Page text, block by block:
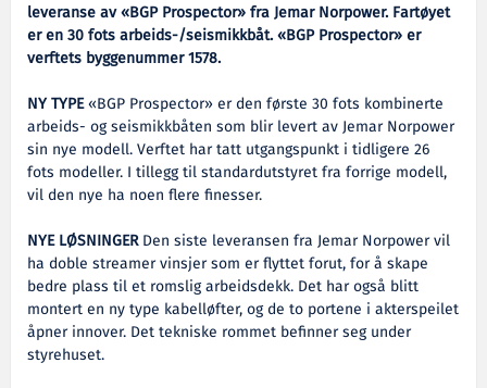
leveranse av «BGP Prospector» fra Jemar Norpower. Fartøyet
er en 30 fots arbeids-/seismikkbåt. «BGP Prospector» er
verftets byggenummer 1578.
NY TYPE«BGP Prospector» er den første 30 fots kombinerte
arbeids- og seismikkbåten som blir levert av Jemar Norpower
sin nye modell. Verftet har tatt utgangspunkt i tidligere 26
fots modeller. I tillegg til standardutstyret fra forrige modell,
vil den nye ha noen flere finesser.
NYE LØSNINGERDen siste leveransen fra Jemar Norpower vil
ha doble streamer vinsjer som er flyttet forut, for å skape
bedre plass til et romslig arbeidsdekk. Det har også blitt
montert en ny type kabelløfter, og de to portene i akterspeilet
åpner innover. Det tekniske rommet befinner seg under
styrehuset.